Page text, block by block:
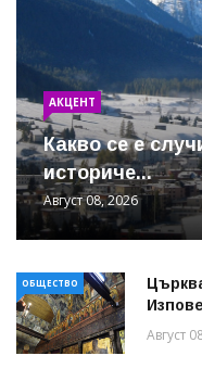
АКЦЕНТ
Какво се е
историче...
Август 08, 2026
ОБЩЕСТВО
Август